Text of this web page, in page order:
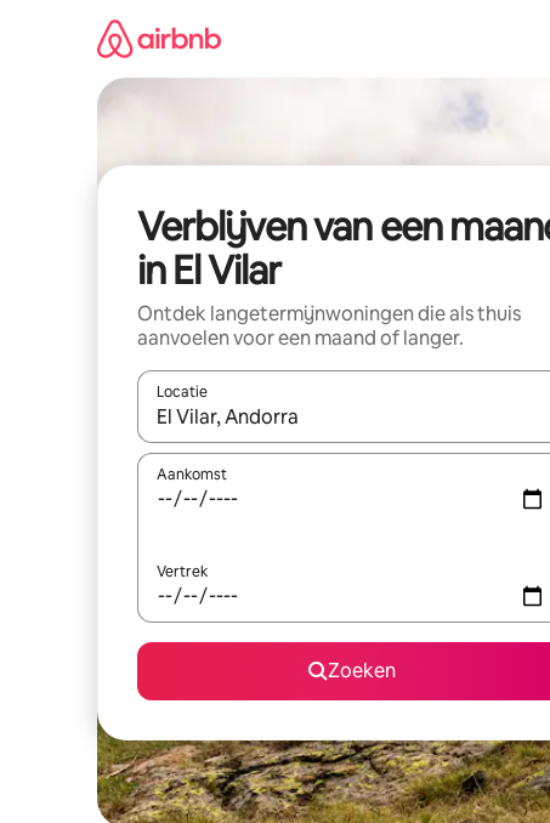
Verblijven van een
in El Vilar
Ontdek langetermijnwoningen die als thuis
aanvoelen voor een maand of langer.
Locatie
Wanneer er resultaten beschikbaar zijn, maak je
Aankomst
Vertrek
Zoeken